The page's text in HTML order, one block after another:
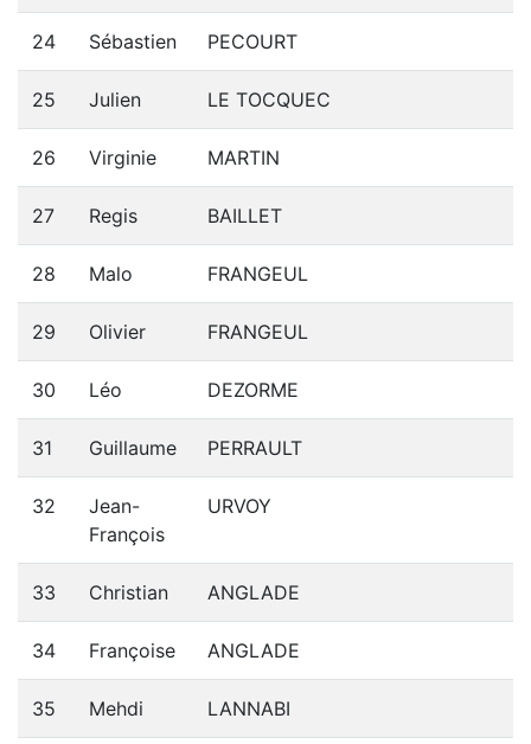
24 Sébastien PECOURT
25 Julien LE TOCQUEC
26 Virginie MARTIN
27 Regis BAILLET
28 Malo FRANGEUL
29 Olivier FRANGEUL
30 Léo DEZORME
31 Guillaume PERRAULT
32
Jean-
François
URVOY
33 Christian ANGLADE
34 Françoise ANGLADE
35 Mehdi LANNABI